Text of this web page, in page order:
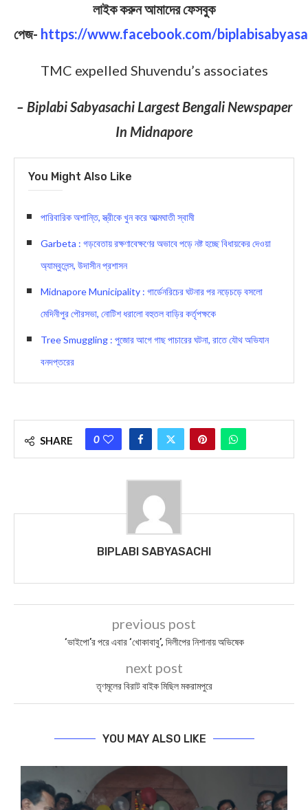
লাইক করুন আমাদের ফেসবুক
পেজ- https://www.facebook.com/
TMC expelled Shuvendu’s associates
– Biplabi Sabyasachi Largest Bengali Newspaper
In Midnapore
You Might Also Like
পারিবারিক অশান্তি, স্ত্রীকে খুন করে আত্মঘাতী স্বামী
Garbeta : গড়বেতায় রক্ষণাবেক্ষণের অভাবে পড়ে নষ্ট হচ্ছে বিধায়কের দেওয়া
অ্যাম্বুলেন্স, উদাসীন প্রশাসন
Midnapore Municipality : গার্ডেনরিচের ঘটনার পর নড়েচড়ে বসলো
মেদিনীপুর পৌরসভা, নোটিশ ধরালো বহুতল বাড়ির কর্তৃপক্ষকে
Tree Smuggling : পুজোর আগে গাছ পাচারের ঘটনা, রাতে যৌথ অভিযান
বনদপ্তরের
SHARE 0
BIPLABI SABYASACHI
previous post
‘ভাইপো’র পরে এবার ‘খোকাবাবু’, দিলীপের নিশানায় অভিষেক
next post
তৃণমূলের বিরাট বাইক মিছিল মকরামপুরে
YOU MAY ALSO LIKE